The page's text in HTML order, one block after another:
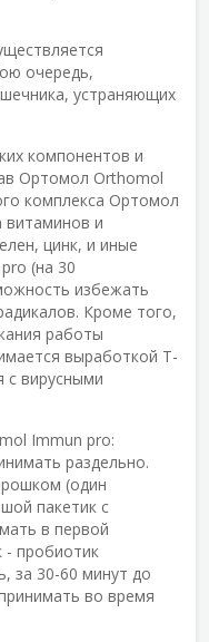
очередь,
устраняющих
компонентов и
Ортомол Orthomol
комплекса Ортомол
и
цинк, и иные
(на 30
избежать
Кроме того,
работы
выработкой Т-
вирусными
Immun pro:
раздельно.
(один
пакетик с
в первой
- пробиотик
за 30-60 минут до
во время